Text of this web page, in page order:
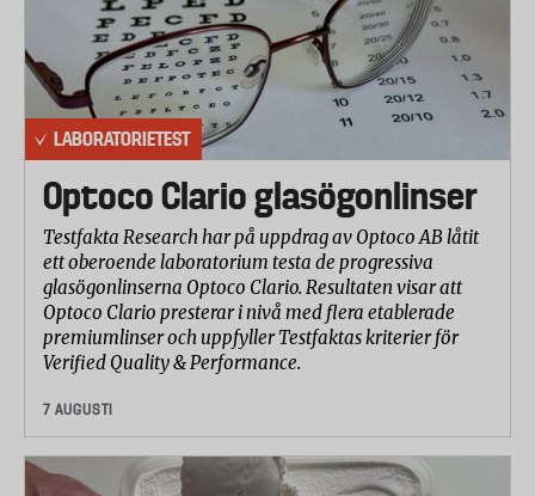
LABORATORIETEST
Optoco Clario glasögonlinser
Testfakta Research har på uppdrag av Optoco AB låtit
ett oberoende laboratorium testa de progressiva
glasögonlinserna Optoco Clario. Resultaten visar att
Optoco Clario presterar i nivå med flera etablerade
premiumlinser och uppfyller Testfaktas kriterier för
Verified Quality & Performance.
7 AUGUSTI